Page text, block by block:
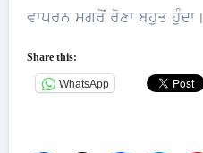
ਵਾਪਰਨ ਮਗਰੋਂ ਰੋਣਾ ਬਹੁਤ ਹੁੰਦਾ।
Share this:
WhatsApp